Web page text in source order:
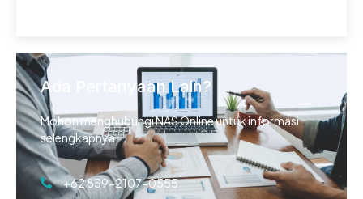
Ada Pertanyaan Lain?
Mohon menghubungi NAS Online untuk informasi
selengkapnya.
+62 859-2107-0555